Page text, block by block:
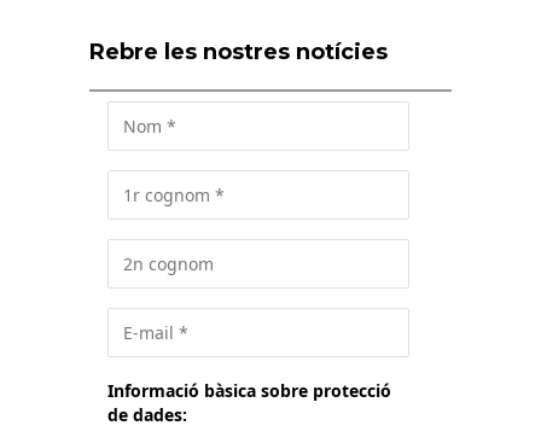
Rebre les nostres notícies
Informació bàsica sobre protecció
de dades: